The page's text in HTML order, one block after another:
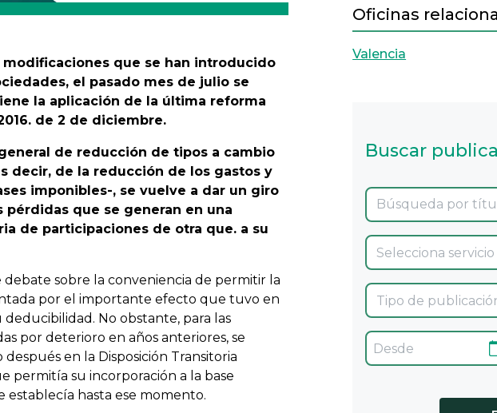
que se han introducido
el pasado mes de julio se
la aplicación de la última reforma
de 2 de diciembre.
de reducción de tipos a cambio
decir, de la reducción de los gastos y
imponibles-, se vuelve a dar un giro
que se generan en una
de participaciones de otra que. a su
sobre la conveniencia de permitir la
por el importante efecto que tuvo en
deducibilidad. No obstante, para las
por deterioro en años anteriores, se
en la Disposición Transitoria
permitía su incorporación a la base
establecía hasta ese momento.
Oficinas
Valencia
Buscar